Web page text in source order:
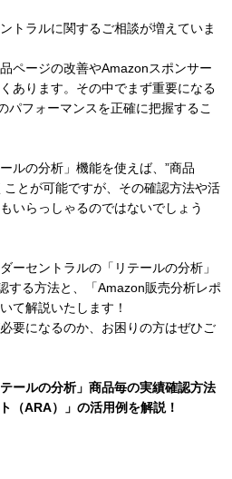
トラルに関するご相談が増えていま
ページの改善やAmazonスポンサー
あります。その中でまず重要になる
パフォーマンスを正確に把握するこ
ルの分析」機能を使えば、”商品
とが可能ですが、その確認方法や活
いらっしゃるのではないでしょう
ーセントラルの「リテールの分析」
する方法と、「Amazon販売分析レポ
て解説いたします！
要になるのか、お困りの方はぜひご
ールの分析」商品毎の実績確認方法
（ARA）」の活用例を解説！